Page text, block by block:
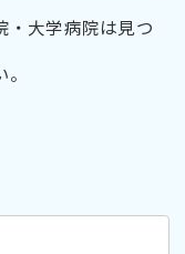
・大学病院は見つ